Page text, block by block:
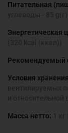
Питательная
Энергетическая
Рекомендуемый
Условия
Масса нетто: